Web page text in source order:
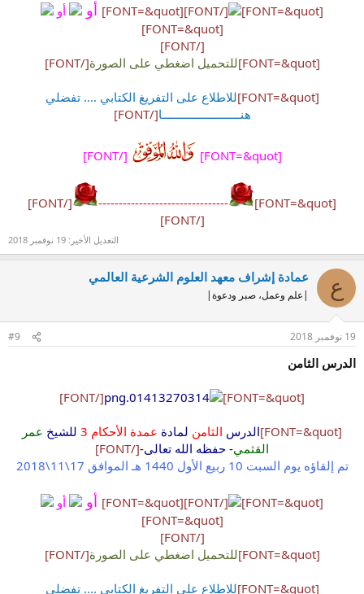
[FONT=&quot]
[/FONT]
[FONT=&quot] أو
أو
[FONT=&quot]
[/FONT]
[FONT=&quot]
للتحميل اضغطي على الصورة[/FONT]
[FONT=&quot]
للاطلاع على التفريغ الكتابي .... تفضلي
هنــــــــــــــــــــــــا[/FONT]
[FONT=&quot]
[/FONT]
[FONT=&quot]
--------------------------------
[/FONT]
[/FONT]
التعديل الأخير: 19 نوفمبر 2018
ع عمادة إشراف معهد العلوم الشرعية العالمي
|علم وعمل، صبر ودعوة|
19 نوفمبر 2018 #9
الدرس الثامن
[FONT=&quot]
[/FONT]
[FONT=&quot] الدرس الثامن لمادة عمدة الأحكام 3 للشيخ عمر
القثمي- حفظه الله تعالى-[/FONT]
تم إلقاؤه يوم السبت 10 ربيع الأول 1440 هـ الموافق 17\11\2018
[FONT=&quot]
[/FONT]
[FONT=&quot] أو
أو
[FONT=&quot]
[/FONT]
[FONT=&quot]
للتحميل اضغطي على الصورة[/FONT]
[FONT=&quot]
للاطلاع على التفريغ الكتابي .... تفضلي